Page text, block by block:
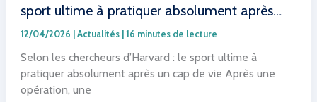
souris
sport ultime à pratiquer absolument après…
12/04/2026 |Actualités|16 minutes de lecture
Selon les chercheurs d’Harvard : le sport ultime à
pratiquer absolument après un cap de vie Après une
opération, une